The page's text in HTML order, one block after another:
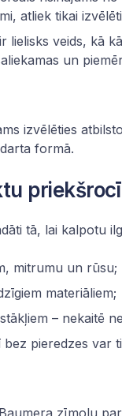
atliek tikai
ir lielisks veids, kā
un
izvēlēties
formā.
tā, lai kalpotu
mitrumu un rūsu;
materiāliem;
– nekaitē
pieredzes var
zīmolu